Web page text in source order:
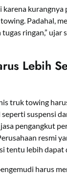
karena
Padahal,
ringan,” ujar
Lebih
truk towing
suspensi
pengangkut
resmi
tentu lebih dapat
harus